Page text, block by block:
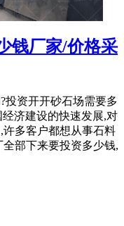
钱厂家/价格采
投资开开砂石场需要多
经济建设的快速发展,对
多客户都想从事石料
部下来要投资多少钱,